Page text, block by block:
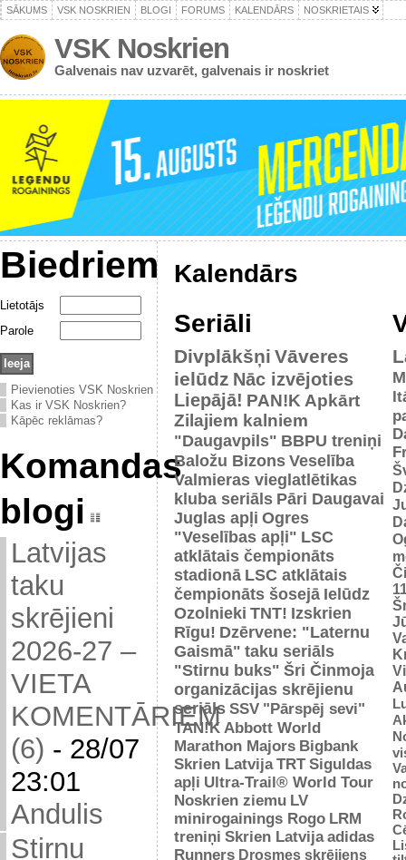
SĀKUMS VSK NOSKRIEN BLOGI FORUMS KALENDĀRS NOSKRIETAIS
VSK Noskrien
Galvenais nav uzvarēt, galvenais ir noskriet
Biedriem
Lietotājs
Parole
Pievienoties VSK Noskrien
Kas ir VSK Noskrien?
Kāpēc reklāmas?
Komandas
blogi
Latvijas
taku
skrējieni
2026-27 –
VIETA
KOMENTĀRIEM
(6) - 28/07
23:01
Andulis
Stirnu
Kalendārs
Seriāli
Divplākšņi Vāveres
ielūdz Nāc izvējoties
Liepājā! PAN!K Apkārt
Zilajiem kalniem
"Daugavpils" BBPU treniņi
Baložu BizonsVeselība
Valmieras vieglatlētikas
kluba seriāls Pāri Daugavai
Juglas apļi Ogres
"Veselības apļi" LSC
atklātais čempionāts
stadionā LSC atklātais
čempionāts šosejā Ielūdz
Ozolnieki TNT! Izskrien
Rīgu! Dzērvene: "Laternu
Gaismā" taku seriāls
"Stirnu buks" Šri Činmoja
organizācijas skrējienu
seriāls SSV "Pārspēj sevi"
TAN!K Abbott World
Marathon Majors Bigbank
Skrien Latvija TRT Siguldas
apļi Ultra-Trail® World Tour
Noskrien ziemu LV
minirogainings Rogo LRM
treniņi Skrien Latvija adidas
Runners Drosmes skrējiens